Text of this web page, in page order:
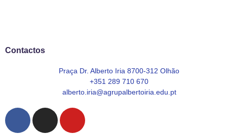
Contactos
Praça Dr. Alberto Iria 8700-312 Olhão
+351 289 710 670
alberto.iria@agrupalbertoiria.edu.pt